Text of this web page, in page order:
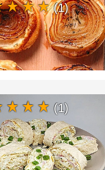
(1)
(1)